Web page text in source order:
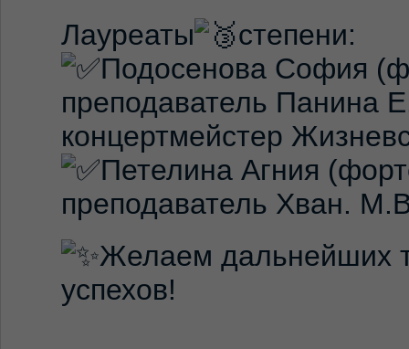
Лауреаты
степени:
Подосенова София
преподаватель Панина
концертмейстер
Петелина Агния
преподаватель Хван.
Желаем дальнейших
успехов!